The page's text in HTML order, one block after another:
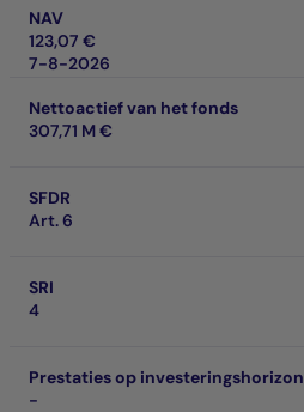
NAV
123,07 €
7-8-2026
Nettoactief van het fonds
307,71 M €
SFDR
Art. 6
SRI
4
Prestaties op investeringshorizon
-